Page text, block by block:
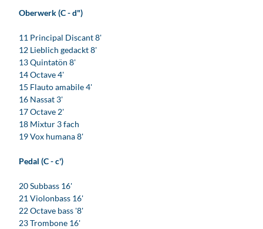
a
e
w
i
t
z
n
L
u
t
r
a
w
S
o
r
z
g
Oberwerk (C - d")
11 Principal Discant 8'
12 Lieblich gedackt 8'
13 Quintatön 8'
14 Octave 4'
15 Flauto amabile 4'
16 Nassat 3'
17 Octave 2'
18 Mixtur 3 fach
19 Vox humana 8'
Pedal (C - c')
20 Subbass 16'
21 Violonbass 16'
22 Octave bass '8'
23 Trombone 16'